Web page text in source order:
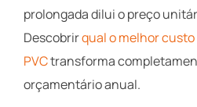
prolongada dilui o preço
Descobrirqual o melhor
PVCtransforma
orçamentário anual.